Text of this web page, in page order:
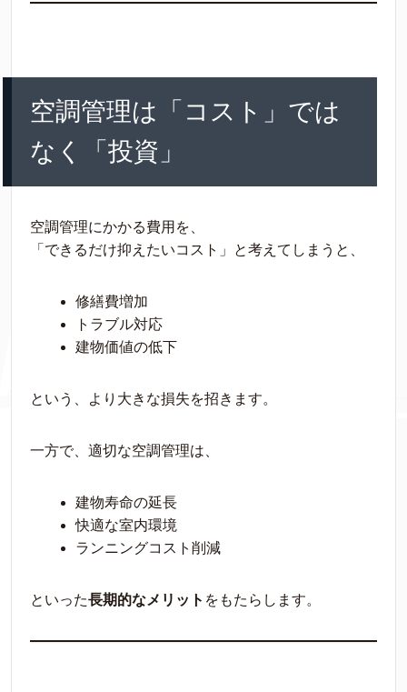
空調管理は「コスト」では
なく「投資」
空調管理にかかる費用を、
「できるだけ抑えたいコスト」と考えてしまうと、
修繕費増加
トラブル対応
建物価値の低下
という、より大きな損失を招きます。
一方で、適切な空調管理は、
建物寿命の延長
快適な室内環境
ランニングコスト削減
といった長期的なメリット をもたらします。